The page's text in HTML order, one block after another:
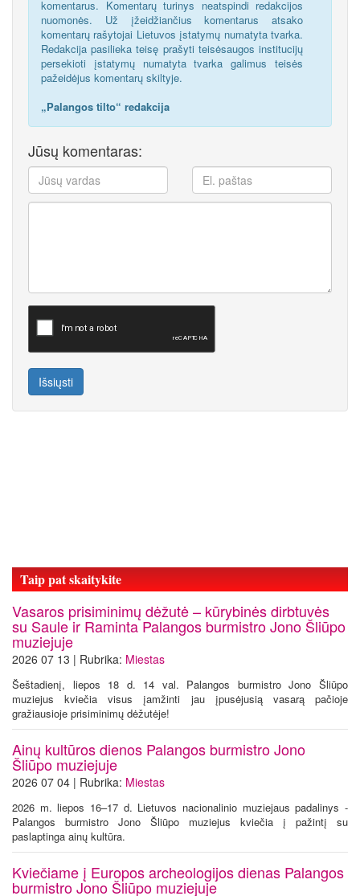
komentarus. Komentarų turinys neatspindi redakcijos
nuomonės. Už įžeidžiančius komentarus atsako
komentarų rašytojai Lietuvos įstatymų numatyta tvarka.
Redakcija pasilieka teisę prašyti teisėsaugos institucijų
persekioti įstatymų numatyta tvarka galimus teisės
pažeidėjus komentarų skiltyje.
„Palangos tilto“ redakcija
Jūsų komentaras:
Išsiųsti
Taip pat skaitykite
Vasaros prisiminimų dėžutė – kūrybinės dirbtuvės
su Saule ir Raminta Palangos burmistro Jono Šliūpo
muziejuje
2026 07 13 | Rubrika: Miestas
Šeštadienį, liepos 18 d. 14 val. Palangos burmistro Jono Šliūpo
muziejus kviečia visus įamžinti jau įpusėjusią vasarą pačioje
gražiausioje prisiminimų dėžutėje!
Ainų kultūros dienos Palangos burmistro Jono
Šliūpo muziejuje
2026 07 04 | Rubrika: Miestas
2026 m. liepos 16–17 d. Lietuvos nacionalinio muziejaus padalinys -
Palangos burmistro Jono Šliūpo muziejus kviečia į pažintį su
paslaptinga ainų kultūra.
Kviečiame į Europos archeologijos dienas Palangos
burmistro Jono Šliūpo muziejuje